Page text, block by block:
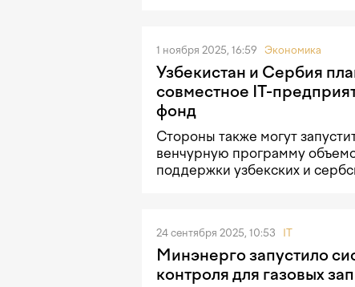
1 ноября 2025, 16:59 Экономика
Узбекистан и Сербия
совместное IT-
фонд
Стороны также могут
венчурную программу
поддержки узбекских и
24 сентября 2025, 10:53 IT
Минэнерго запустило
контроля для газовых